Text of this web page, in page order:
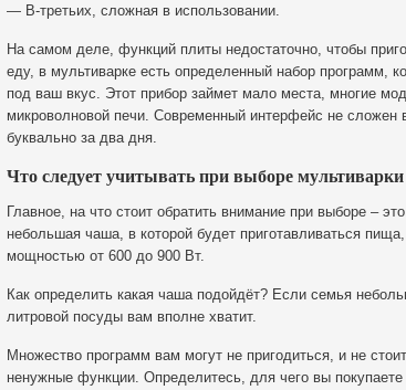
— В-третьих, сложная в использовании.
На самом деле, функций плиты недостаточно, чтобы
еду, в мультиварке есть определенный набор программ,
под ваш вкус. Этот прибор займет мало места, многие
микроволновой печи. Современный интерфейс не сложен
буквально за два дня.
Что следует учитывать при выборе мультиварки
Главное, на что стоит обратить внимание при выборе –
небольшая чаша, в которой будет приготавливаться
мощностью от 600 до 900 Вт.
Как определить какая чаша подойдёт? Если семья
литровой посуды вам вполне хватит.
Множество программ вам могут не пригодиться, и не
ненужные функции. Определитесь, для чего вы